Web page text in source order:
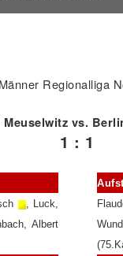
Männer Regionalliga
Meuselwitz vs.
1 : 1
, Luck,
Albert